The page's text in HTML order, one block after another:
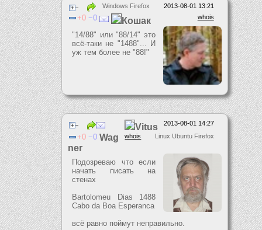
2013-08-01 13:21
Windows Firefox
whois
0 0 Кошак
"14/88" или "88/14" это
всё-таки не "1488"... И
уж тем более не "88!"
2013-08-01 14:27
Linux Ubuntu Firefox
whois
0 0
Vitus
Wag
ner
Подозреваю что если
начать писать на
стенах
Bartolomeu Dias 1488
Cabo da Boa Esperanсa
всё равно поймут неправильно.